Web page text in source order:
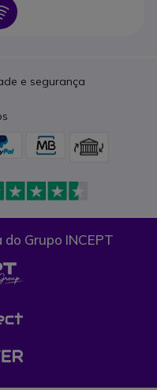
Icon
e segurança
Grupo INCEPT